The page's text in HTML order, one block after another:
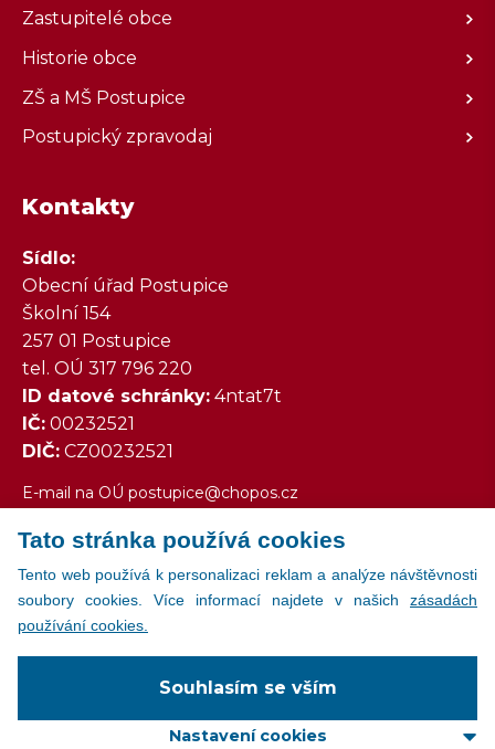
Tato stránka používá cookies
Tento web používá k personalizaci reklam a analýze návštěvnosti
soubory cookies. Více informací najdete v našich zásadách
používání cookies.
Souhlasím se vším
Nastavení cookies
Zastupitelé obce
Historie obce
ZŠ a MŠ Postupice
Postupický zpravodaj
Kontakty
Sídlo:
Obecní úřad Postupice
Školní 154
257 01 Postupice
tel. OÚ 317 796 220
ID datové schránky: 4ntat7t
IČ: 00232521
DIČ: CZ00232521
E-mail na OÚ postupice@chopos.cz
Všechny kontakty
Copyright © 2026
web:Svět IT